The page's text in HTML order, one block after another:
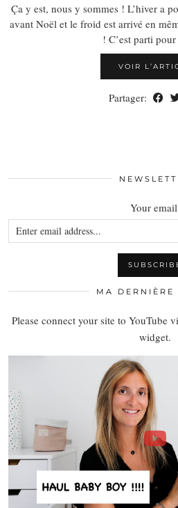
Ça y est, nous y sommes ! L’hiver a
avant Noël et le froid est arrivé en
! C’est parti
VOIR
Partager:
Your
MA DERNIÈRE
Please connect your site to YouTube
widget.